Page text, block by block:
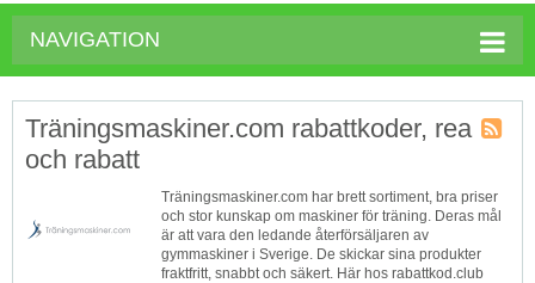
NAVIGATION
Träningsmaskiner.com rabattkoder, rea
och rabatt
Träningsmaskiner.com har brett sortiment, bra priser
och stor kunskap om maskiner för träning. Deras mål
är att vara den ledande återförsäljaren av
gymmaskiner i Sverige. De skickar sina produkter
fraktfritt, snabbt och säkert. Här hos rabattkod.club